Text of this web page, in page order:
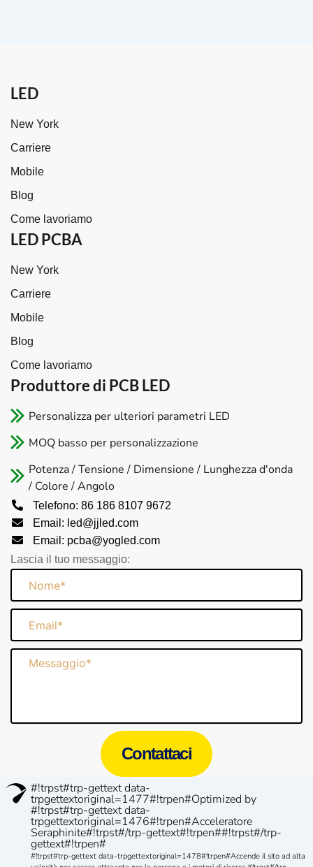
LED
New York
Carriere
Mobile
Blog
Come lavoriamo
LED PCBA
New York
Carriere
Mobile
Blog
Come lavoriamo
Produttore di PCB LED​
Personalizza per ulteriori parametri LED
MOQ basso per personalizzazione
Potenza / Tensione / Dimensione / Lunghezza d'onda
/ Colore / Angolo
Telefono: 86 186 8107 9672
Email: led@jjled.com
Email: pcba@yogled.com
Lascia il tuo messaggio:
Nome
Email
Messaggio
Contattaci
#!trpst#trp-gettext data-
trpgettextoriginal=1477#!trpen#Optimized by
#!trpst#trp-gettext data-
trpgettextoriginal=1476#!trpen#Acceleratore
Seraphinite#!trpst#/trp-gettext#!trpen##!trpst#/trp-
gettext#!trpen#
#!trpst#trp-gettext data-trpgettextoriginal=1478#!trpen#Accende il sito ad alta